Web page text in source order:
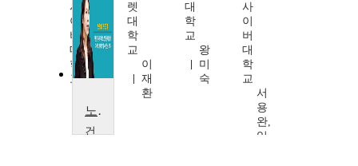
사
이
버
대
학
교
영
황
렛
대
학
교
이
재
환
대
학
교
왕
미
숙
사
이
버
대
학
교
서
용
완,
임
노인 놀이 프로그램
건